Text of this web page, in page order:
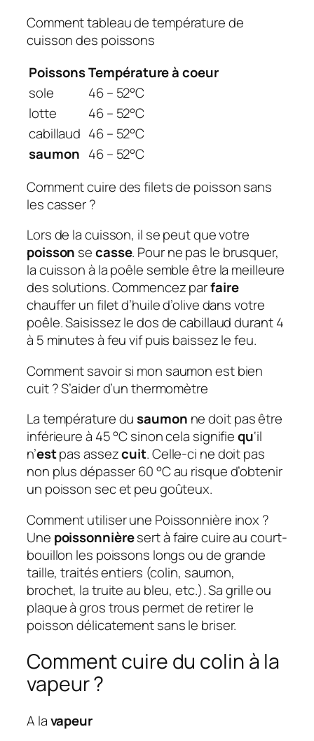
Comment tableau de température de
cuisson des poissons
PoissonsTempératureà coeur
sole
46 – 52°C
lotte
46 – 52°C
cabillaud 46 – 52°C
saumon 46 – 52°C
Comment cuire des filets de poisson sans
les casser ?
Lors de la cuisson, il se peut que votre
poisson secasse. Pour ne pas le brusquer,
la cuisson à la poêle semble être la meilleure
des solutions. Commencez parfaire
chauffer un filet d’huile d’olive dans votre
poêle. Saisissez le dos de cabillaud durant 4
à 5 minutes à feu vif puis baissez le feu.
Comment savoir si mon saumon est bien
cuit ? S’aider d’un thermomètre
La température dusaumon ne doit pas être
inférieure à 45 °C sinon cela signifiequ‘il
n’estpas assezcuit. Celle-ci ne doit pas
non plus dépasser 60 °C au risque d’obtenir
un poisson sec et peu goûteux.
Comment utiliser une Poissonnière inox ?
Une poissonnièresert à faire cuire au court-
bouillon les poissons longs ou de grande
taille, traités entiers (colin, saumon,
brochet, la truite au bleu, etc.). Sa grille ou
plaque à gros trous permet de retirer le
poisson délicatement sans le briser.
Comment cuire du colin à la
vapeur ?
A lavapeur